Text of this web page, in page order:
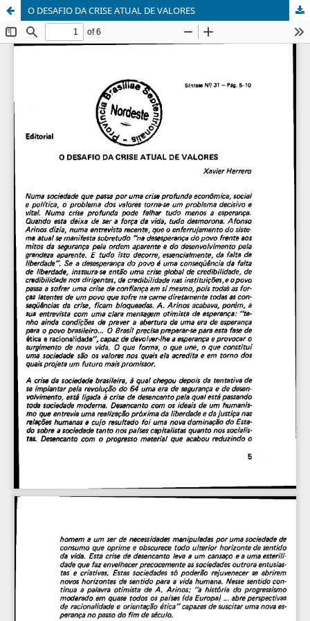
O DESAFIO DA CRISE ATUAL DE VALORES